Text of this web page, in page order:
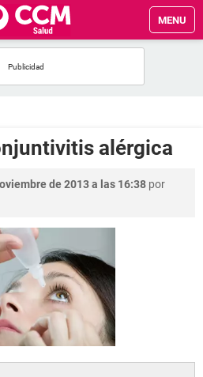
MENU
alérgica
de 2013 a las 16:38 por